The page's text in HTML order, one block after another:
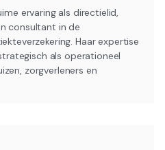
ervaring als directielid,
consultant in de
Haar expertise
als operationeel
zorgverleners en